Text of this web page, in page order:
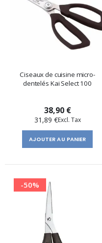
Ciseaux de cuisine micro-
dentelés Kai Select 100
38,90 €
31,89 €
AJOUTER AU PANIER
-50%